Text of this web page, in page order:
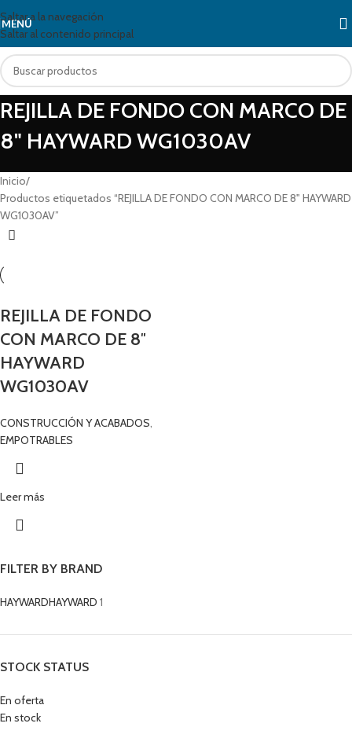
Saltar a la navegación
Saltar al contenido principal
MENÚ
REJILLA DE FONDO CON MARCO DE
8" HAYWARD WG1030AV
FILTER BY BRAND
HAYWARDHAYWARD 1
STOCK STATUS
En oferta
En stock
Inicio
Productos etiquetados “REJILLA DE FONDO CON MARCO DE 8" HAYWARD
WG1030AV”
REJILLA DE FONDO
CON MARCO DE 8″
HAYWARD
WG1030AV
CONSTRUCCIÓN Y ACABADOS,
EMPOTRABLES
Leer más